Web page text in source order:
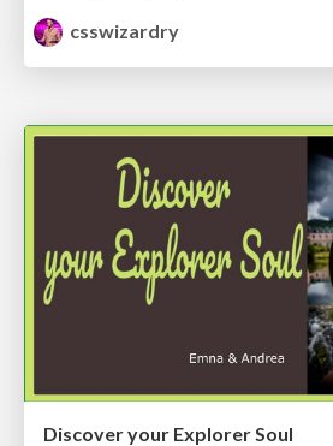
csswizardry
Discover your Explorer Soul